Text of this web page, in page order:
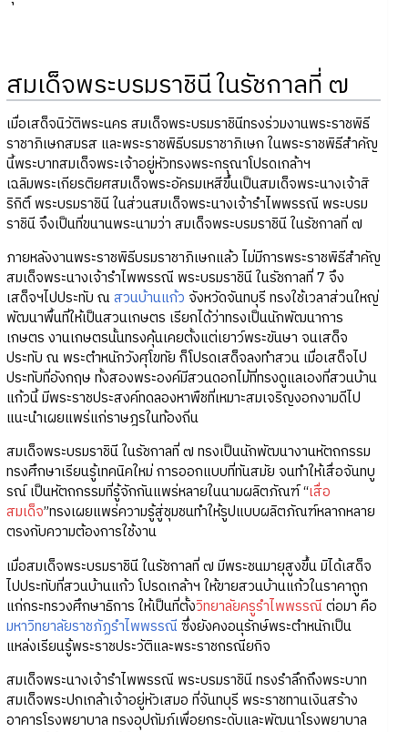
สมเด็จพระบรมราชินี ในรัชกาลที่ ๗
เมื่อเสด็จนิวัติพระนคร สมเด็จพระบรมราชินีทรงร่วมงานพระราชพิธี
ราชาภิเษกสมรส และพระราชพิธีบรมราชาภิเษก ในพระราชพิธีสำคัญ
นี้พระบาทสมเด็จพระเจ้าอยู่หัวทรงพระกรุณาโปรดเกล้าฯ
เฉลิมพระเกียรติยศสมเด็จพระอัครมเหสีขึ้นเป็นสมเด็จพระนางเจ้าสิ
ริกิติ์ พระบรมราชินี ในส่วนสมเด็จพระนางเจ้ารำไพพรรณี พระบรม
ราชินี จึงเป็นที่ขนานพระนามว่า สมเด็จพระบรมราชินี ในรัชกาลที่ ๗
ภายหลังงานพระราชพิธีบรมราชาภิเษกแล้ว ไม่มีการพระราชพิธีสำคัญ
สมเด็จพระนางเจ้ารำไพพรรณี พระบรมราชินี ในรัชกาลที่ 7 จึง
เสด็จฯไปประทับ ณ สวนบ้านแก้ว จังหวัดจันทบุรี ทรงใช้เวลาส่วนใหญ่
พัฒนาพื้นที่ให้เป็นสวนเกษตร เรียกได้ว่าทรงเป็นนักพัฒนาการ
เกษตร งานเกษตรนั้นทรงคุ้นเคยตั้งแต่เยาว์พระขันษา จนเสด็จ
ประทับ ณ พระตำหนักวังศุโขทัย ก็โปรดเสด็จลงทำสวน เมื่อเสด็จไป
ประทับที่อังกฤษ ทั้งสองพระองค์มีสวนดอกไม้ที่ทรงดูแลเองที่สวนบ้าน
แก้วนี้ มีพระราชประสงค์ทดลองหาพืชที่เหมาะสมเจริญงอกงามดีไป
แนะนำเผยแพร่แก่ราษฎรในท้องถิ่น
สมเด็จพระบรมราชินี ในรัชกาลที่ ๗ ทรงเป็นนักพัฒนางานหัตถกรรม
ทรงศึกษาเรียนรู้เทคนิคใหม่ การออกแบบที่ทันสมัย จนทำให้เสื่อจันทบู
รณ์ เป็นหัตถกรรมที่รู้จักกันแพร่หลายในนามผลิตภัณฑ์ “เสื่อ
สมเด็จ”ทรงเผยแพร่ความรู้สู่ชุมชนทำให้รูปแบบผลิตภัณฑ์หลากหลาย
ตรงกับความต้องการใช้งาน
เมื่อสมเด็จพระบรมราชินี ในรัชกาลที่ ๗ มีพระชนมายุสูงขึ้น มิได้เสด็จ
ไปประทับที่สวนบ้านแก้ว โปรดเกล้าฯ ให้ขายสวนบ้านแก้วในราคาถูก
แก่กระทรวงศึกษาธิการ ให้เป็นที่ตั้งวิทยาลัยครูรำไพพรรณี ต่อมา คือ
มหาวิทยาลัยราชภัฏรำไพพรรณี ซึ่งยังคงอนุรักษ์พระตำหนักเป็น
แหล่งเรียนรู้พระราชประวัติและพระราชกรณียกิจ
สมเด็จพระนางเจ้ารำไพพรรณี พระบรมราชินี ทรงรำลึกถึงพระบาท
สมเด็จพระปกเกล้าเจ้าอยู่หัวเสมอ ที่จันทบุรี พระราชทานเงินสร้าง
อาคารโรงพยาบาล ทรงอุปถัมภ์เพื่อยกระดับและพัฒนาโรงพยาบาล